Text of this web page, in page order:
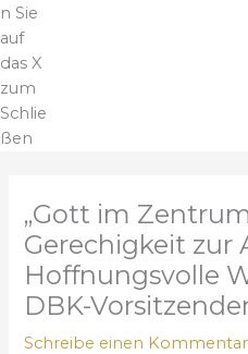
n Sie
auf
das X
zum
Schlie
ßen
„Gott im
Gerechigkeit zur
Hoffnungsvolle
DBK-
Schreibe einen Kommentar